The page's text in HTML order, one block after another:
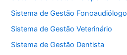
Sistema de Gestão Fonoaudiólogo
Sistema de Gestão Veterinário
Sistema de Gestão Dentista